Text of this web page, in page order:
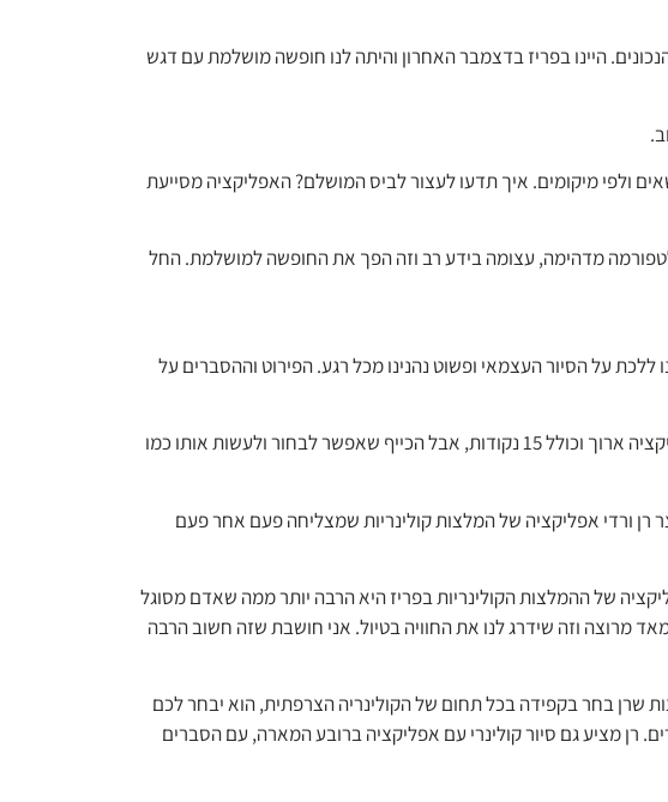
היינו בפריז בדצמבר האחרון והיתה לנו חופשה מושלמת עם דגש
ולפי מיקומים. איך תדעו לעצור לביס המושלם? האפליקציה מסייעת
מדהימה, עצומה בידע רב וזה הפך את החופשה למושלמת. החל
ללכת על הסיור העצמאי ופשוט נהנינו מכל רגע. הפירוט וההסברים על
דניאל מרקמן: תודה רבה רן על סיור קולינרי מעולה. מלא עניין והסברים מרתקים. הטעימות בסיור מעולות אחת אחת., הסיור באפליקציה ארוך וכולל 15 נקודות, אבל הכייף שאפשר לבחור ולעשות אותו כמו
רן ורדי אפליקציה של המלצות קולינריות שמצליחה פעם אחר פעם
של ההמלצות הקולינריות בפריז היא הרבה יותר ממה שאדם מסוגל
מרוצה וזה שידרג לנו את החוויה בטיול. אני חושבת שזה חשוב הרבה
שרן בחר בקפידה בכל תחום של הקולינריה הצרפתית, הוא יבחר לכם
רן מציע גם סיור קולינרי עם אפליקציה ברובע המארה, עם הסברים